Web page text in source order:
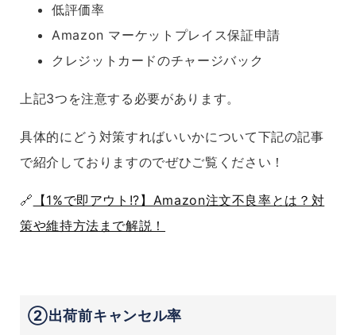
低評価率
Amazon マーケットプレイス保証申請
クレジットカードのチャージバック
上記3つを注意する必要があります。
具体的にどう対策すればいいかについて下記の記事
で紹介しておりますのでぜひご覧ください！
🔗 【1%で即アウト!?】Amazon注文不良率とは？対
策や維持方法まで解説！
②出荷前キャンセル率